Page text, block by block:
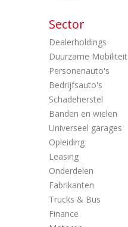
Sector
Dealerholdings
Duurzame Mobiliteit
Personenauto's
Bedrijfsauto's
Schadeherstel
Banden en wielen
Universeel garages
Opleiding
Leasing
Onderdelen
Fabrikanten
Trucks & Bus
Finance